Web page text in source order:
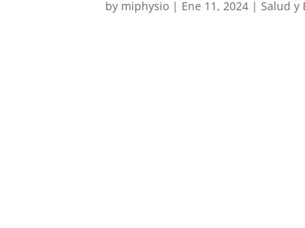
by miphysio | Ene 11, 2024 |Salud y